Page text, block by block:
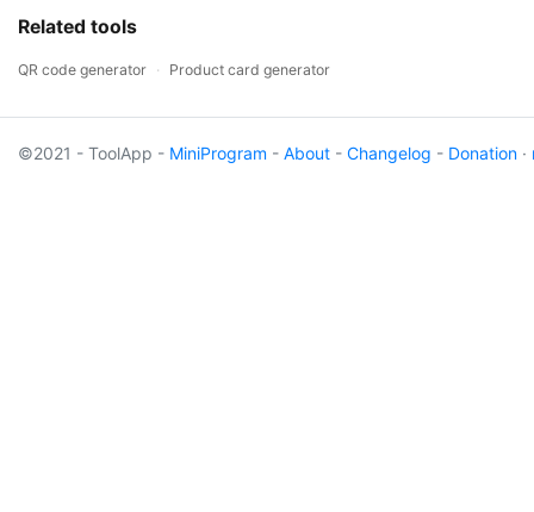
Related tools
QR code generator · Product card generator
©2021 - ToolApp - MiniProgram - About - Changelog - Donation ·